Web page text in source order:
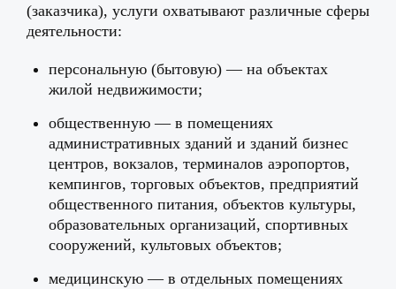
(заказчика), услуги охватывают различные сферы
деятельности:
персональную (бытовую) — на объектах
жилой недвижимости;
общественную — в помещениях
административных зданий и зданий бизнес
центров, вокзалов, терминалов аэропортов,
кемпингов, торговых объектов, предприятий
общественного питания, объектов культуры,
образовательных организаций, спортивных
сооружений, культовых объектов;
медицинскую — в отдельных помещениях